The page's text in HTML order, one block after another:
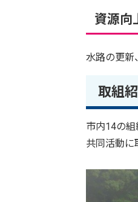
資源向
水路の更新
取組
市内14の
共同活動に